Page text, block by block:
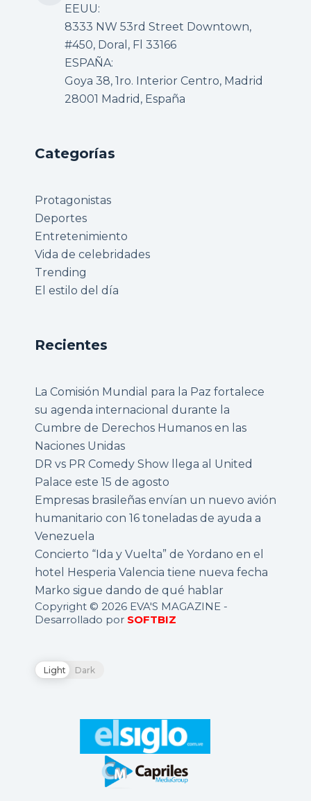
EEUU:
8333 NW 53rd Street Downtown,
#450, Doral, Fl 33166
ESPAÑA:
Goya 38, 1ro. Interior Centro, Madrid
28001 Madrid, España
Categorías
Protagonistas
Deportes
Entretenimiento
Vida de celebridades
Trending
El estilo del día
Recientes
La Comisión Mundial para la Paz fortalece
su agenda internacional durante la
Cumbre de Derechos Humanos en las
Naciones Unidas
DR vs PR Comedy Show llega al United
Palace este 15 de agosto
Empresas brasileñas envían un nuevo avión
humanitario con 16 toneladas de ayuda a
Venezuela
Concierto “Ida y Vuelta” de Yordano en el
hotel Hesperia Valencia tiene nueva fecha
Marko sigue dando de qué hablar
Copyright © 2026 EVA'S MAGAZINE -
Desarrollado por SOFTBIZ
Light Dark